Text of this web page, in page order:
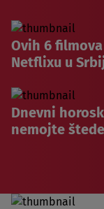
Ovih 6
Netflixu u
Dnevni
nemojte